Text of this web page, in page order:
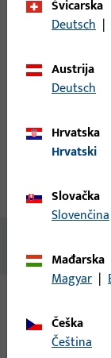
cijeni ili naručili
Opis
Preuzimanja
Varijante
Švicarska
Deutsch |
Austrija
Deutsch
Hrvatska
Hrvatski
Slovačka
Slovenčina
Mađarska
Magyar |
Češka
čeština